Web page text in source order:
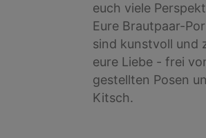
euch viele
Eure Brautpaar-
sind kunstvoll und
eure Liebe - frei
gestellten Posen
Kitsch.